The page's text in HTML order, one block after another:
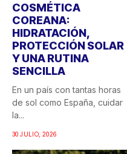
COSMÉTICA
COREANA:
HIDRATACIÓN,
PROTECCIÓN SOLAR
Y UNA RUTINA
SENCILLA
En un país con tantas horas
de sol como España, cuidar
la...
30 JULIO, 2026